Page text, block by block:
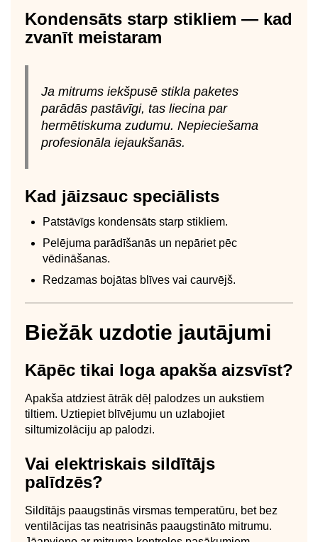
Kondensāts starp stikliem — kad
zvanīt meistaram
Ja mitrums iekšpusē stikla paketes
parādās pastāvīgi, tas liecina par
hermētiskuma zudumu. Nepieciešama
profesionāla iejaukšanās.
Kad jāizsauc speciālists
Patstāvīgs kondensāts starp stikliem.
Pelējuma parādīšanās un nepāriet pēc
vēdināšanas.
Redzamas bojātas blīves vai caurvējš.
Biežāk uzdotie jautājumi
Kāpēc tikai loga apakša aizsvīst?
Apakša atdziest ātrāk dēļ palodzes un aukstiem
tiltiem. Uztiepiet blīvējumu un uzlabojiet
siltumizolāciju ap palodzi.
Vai elektriskais sildītājs
palīdzēs?
Sildītājs paaugstinās virsmas temperatūru, bet bez
ventilācijas tas neatrisinās paaugstināto mitrumu.